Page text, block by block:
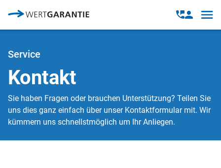
Open
modal
Open
Service
Kontakt
Sie haben Fragen oder brauchen Unterstützung? Teilen Sie
uns dies ganz einfach über unser Kontaktformular mit. Wir
kümmern uns schnellstmöglich um Ihr Anliegen.